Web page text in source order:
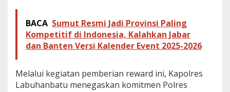
BACA Sumut Resmi Jadi Provinsi Paling
Kompetitif di Indonesia, Kalahkan Jabar
dan Banten Versi Kalender Event 2025-2026
Melalui kegiatan pemberian reward ini, Kapolres
Labuhanbatu menegaskan komitmen Polres